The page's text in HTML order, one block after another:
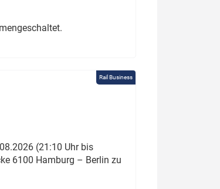
Rail Business
(21:10 Uhr bis
6100 Hamburg – Berlin zu